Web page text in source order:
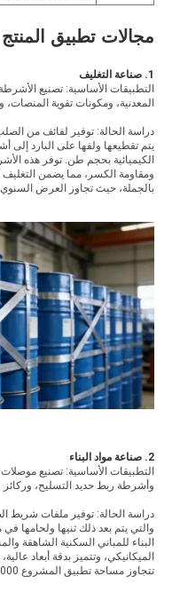
مجالات تطبيق المنتج
1. صناعة التغليف
التطبيقات الأساسية: تصنيع الأشرطة
المعدنية، ومكونات تقوية المنصات،
دراسة الحالة: توفير لفائف من
يتم تقطيعها ولفها على البارد إلى
الكيميائية بحجم طن. توفر هذه
ومقاومة الكسر، مما يضمن التغليف
بالجملة، حيث تجاوز العرض السنوي 5000 طن.
2. صناعة مواد البناء
التطبيقات الأساسية: تصنيع موصلات
وأشرطة ربط حديد التسليح، وركائز
والتي يتم بعد ذلك ثنيها ولحامها
البناء للمباني السكنية الشاهقة
الميكانيكي، وتتميز بدقة أبعاد
تتجاوز مساحة تطبيق المشروع 100.000 متر مربع.